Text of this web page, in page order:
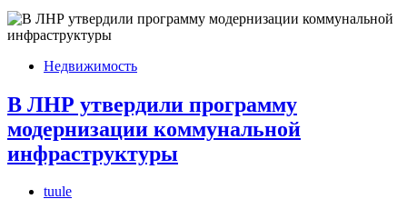
Недвижимость
В ЛНР утвердили программу
модернизации коммунальной
инфраструктуры
tuule